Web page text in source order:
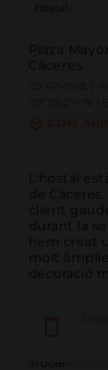
Hostal
Plaza
Cáceres
L'hostal
de
client
durant la
hem creat
molt
decoració
Trucar